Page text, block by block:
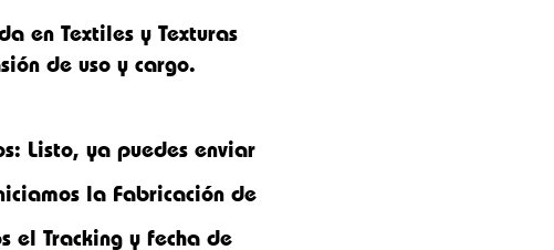
en Textiles y Texturas
de uso y cargo.
Listo, ya puedes enviar
la Fabricación de
el Tracking y fecha de